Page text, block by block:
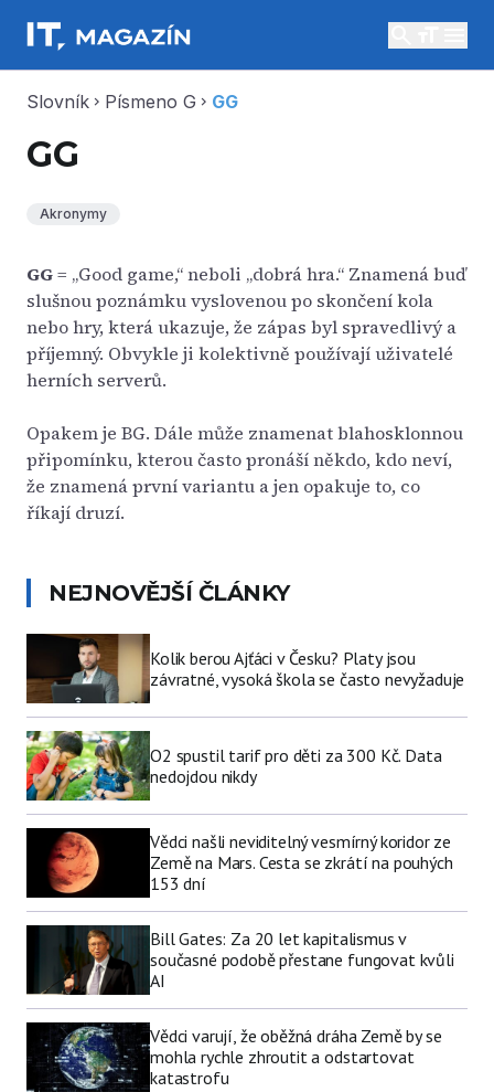
Slovník chevron_right Písmeno G chevron_right GG
GG
Akronymy
GG= „Good game,“ neboli „dobrá hra.“ Znamená buď
slušnou poznámku vyslovenou po skončení kola
nebo hry, která ukazuje, že zápas byl spravedlivý a
příjemný. Obvykle ji kolektivně používají uživatelé
herních serverů.
Opakem je BG. Dále může znamenat blahosklonnou
připomínku, kterou často pronáší někdo, kdo neví,
že znamená první variantu a jen opakuje to, co
říkají druzí.
NEJNOVĚJŠÍ ČLÁNKY
Kolik berou Ajťáci v Česku? Platy jsou
závratné, vysoká škola se často nevyžaduje
O2 spustil tarif pro děti za 300 Kč. Data
nedojdou nikdy
Vědci našli neviditelný vesmírný koridor ze
Země na Mars. Cesta se zkrátí na pouhých
153 dní
Bill Gates: Za 20 let kapitalismus v
současné podobě přestane fungovat kvůli
AI
Vědci varují, že oběžná dráha Země by se
mohla rychle zhroutit a odstartovat
katastrofu